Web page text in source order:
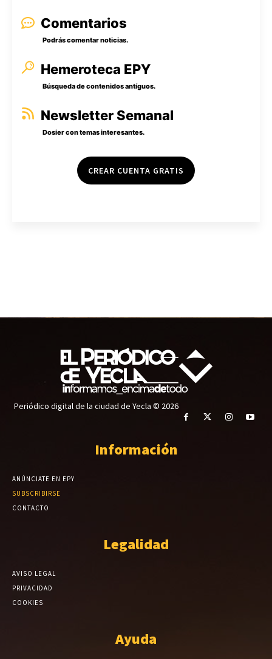
Comentarios
Podrás comentar noticias.
Hemeroteca EPY
Búsqueda de contenidos antíguos.
Newsletter Semanal
Dosier con temas interesantes.
CREAR CUENTA GRATIS
Periódico digital de la ciudad de Yecla © 2026
Información
ANÚNCIATE EN EPY
SUBSCRIBIRSE
CONTACTO
Legalidad
AVISO LEGAL
PRIVACIDAD
COOKIES
Ayuda